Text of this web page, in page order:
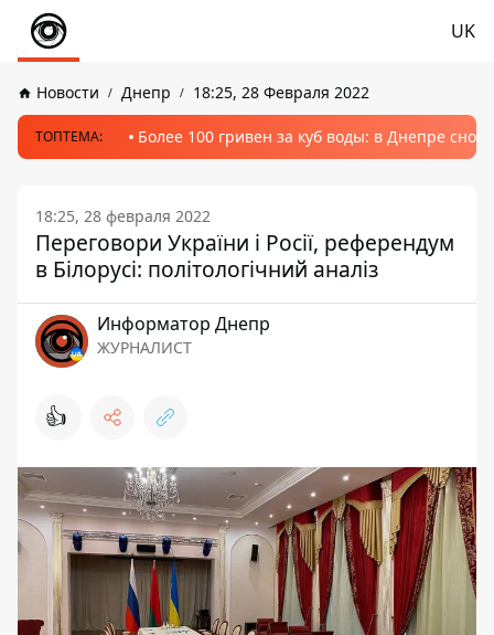
UK
Новости Днепр 18:25, 28 Февраля 2022
ТОПТЕМА: Более 100 гривен за куб воды: в Днепре
18:25, 28 февраля 2022
Переговори України і Росії, референдум
в Білорусі: політологічний аналіз
Информатор Днепр
ЖУРНАЛИСТ
👍